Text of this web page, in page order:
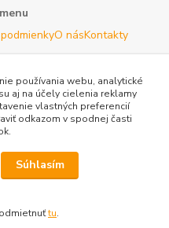
O násKontakty
s výberom?
- Pia (8 - 16 hod)
- kedykoľvek
KoniceTovar.sk - porovnanie
Reklamácia
používania webu, analytické
aj na účely cielenia reklamy
vlastných preferencií
odkazom v spodnej časti
Súhlasím
tu.